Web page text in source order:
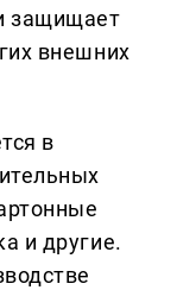
защищает
внешних
в
и другие.